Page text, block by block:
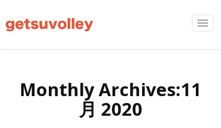
Monthly Archives:11
月 2020